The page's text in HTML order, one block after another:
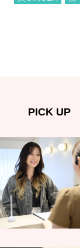
PICK UP